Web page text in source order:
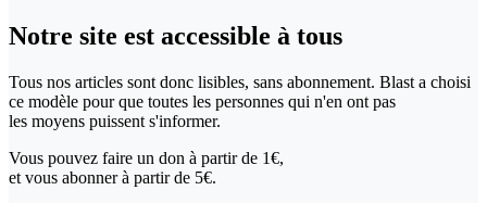
Notre site est accessible à tous
Tous nos articles sont donc lisibles, sans abonnement. Blast a choisi
ce modèle pour que toutes les personnes qui n'en ont pas
les moyens puissent s'informer.
Vous pouvez faire un don à partir de 1€,
et vous abonner à partir de 5€.